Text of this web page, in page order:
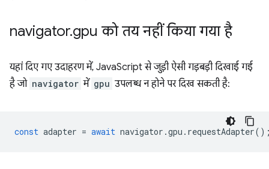
navigator.gpu को तय नहीं किया गया है
यहां दिए गए उदाहरण में, JavaScript से जुड़ी ऐसी गड़बड़ी दिखाई गई
है जो navigator में gpu उपलब्ध न होने पर दिख सकती है:
const adapter = await navigator .gpu . requestAdapter